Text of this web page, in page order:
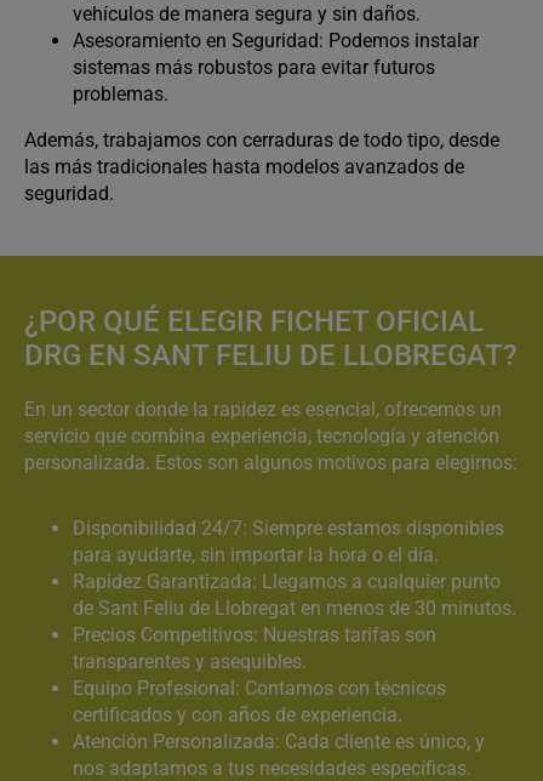
vehículos de manera segura y sin daños.
Asesoramiento en Seguridad: Podemos instalar
sistemas más robustos para evitar futuros
problemas.
Además, trabajamos con cerraduras de todo tipo, desde
las más tradicionales hasta modelos avanzados de
seguridad.
¿POR QUÉ ELEGIR FICHET OFICIAL
DRG EN SANT FELIU DE LLOBREGAT?
En un sector donde la rapidez es esencial, ofrecemos un
servicio que combina experiencia, tecnología y atención
personalizada. Estos son algunos motivos para elegirnos:
Disponibilidad 24/7: Siempre estamos disponibles
para ayudarte, sin importar la hora o el día.
Rapidez Garantizada: Llegamos a cualquier punto
de Sant Feliu de Llobregat en menos de 30 minutos.
Precios Competitivos: Nuestras tarifas son
transparentes y asequibles.
Equipo Profesional: Contamos con técnicos
certificados y con años de experiencia.
Atención Personalizada: Cada cliente es único, y
nos adaptamos a tus necesidades específicas.